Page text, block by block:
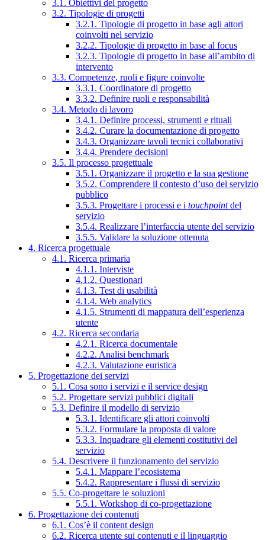
3.1. Obiettivi del progetto
3.2. Tipologie di progetti
3.2.1. Tipologie di progetto in base agli attori
coinvolti nel servizio
3.2.2. Tipologie di progetto in base al focus
3.2.3. Tipologie di progetto in base all’ambito di
intervento
3.3. Competenze, ruoli e figure coinvolte
3.3.1. Coordinatore di progetto
3.3.2. Definire ruoli e responsabilità
3.4. Metodo di lavoro
3.4.1. Definire processi, strumenti e rituali
3.4.2. Curare la documentazione di progetto
3.4.3. Organizzare tavoli tecnici collaborativi
3.4.4. Prendere decisioni
3.5. Il processo progettuale
3.5.1. Organizzare il progetto e la sua gestione
3.5.2. Comprendere il contesto d’uso del servizio
pubblico
3.5.3. Progettare i processi e i touchpointdel
servizio
3.5.4. Realizzare l’interfaccia utente del servizio
3.5.5. Validare la soluzione ottenuta
4. Ricerca progettuale
4.1. Ricerca primaria
4.1.1. Interviste
4.1.2. Questionari
4.1.3. Test di usabilità
4.1.4. Web analytics
4.1.5. Strumenti di mappatura dell’esperienza
utente
4.2. Ricerca secondaria
4.2.1. Ricerca documentale
4.2.2. Analisi benchmark
4.2.3. Valutazione euristica
5. Progettazione dei servizi
5.1. Cosa sono i servizi e il service design
5.2. Progettare servizi pubblici digitali
5.3. Definire il modello di servizio
5.3.1. Identificare gli attori coinvolti
5.3.2. Formulare la proposta di valore
5.3.3. Inquadrare gli elementi costitutivi del
servizio
5.4. Descrivere il funzionamento del servizio
5.4.1. Mappare l’ecosistema
5.4.2. Rappresentare i flussi di servizio
5.5. Co-progettare le soluzioni
5.5.1. Workshop di co-progettazione
6. Progettazione dei contenuti
6.1. Cos’è il content design
6.2. Ricerca utente sui contenuti e il linguaggio